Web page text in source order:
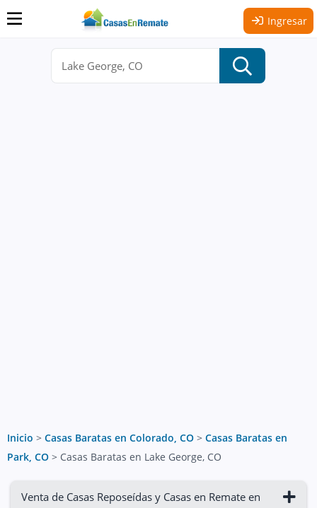
Ingresar
Inicio > Casas Baratas en Colorado, CO > Casas Baratas en
Park, CO > Casas Baratas en Lake George, CO
Venta de Casas Reposeídas y Casas en Remate en